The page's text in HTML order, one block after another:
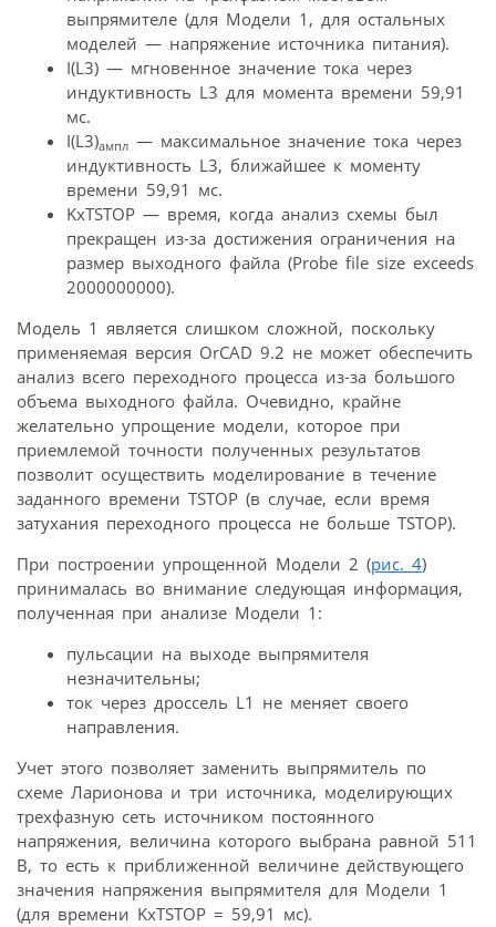
выпрямителе (для Модели 1, для остальных
моделей — напряжение источника питания).
I(L3) — мгновенное значение тока через
индуктивность L3 для момента времени 59,91
мс.
I(L3)ампл — максимальное значение тока через
индуктивность L3, ближайшее к моменту
времени 59,91 мс.
KxTSTOP — время, когда анализ схемы был
прекращен из-за достижения ограничения на
размер выходного файла (Probe file size exceeds
2000000000).
Модель 1 является слишком сложной, поскольку
применяемая версия OrCAD 9.2 не может обеспечить
анализ всего переходного процесса из-за большого
объема выходного файла. Очевидно, крайне
желательно упрощение модели, которое при
приемлемой точности полученных результатов
позволит осуществить моделирование в течение
заданного времени TSTOP (в случае, если время
затухания переходного процесса не больше TSTOP).
При построении упрощенной Модели 2 (рис. 4)
принималась во внимание следующая информация,
полученная при анализе Модели 1:
пульсации на выходе выпрямителя
незначительны;
ток через дроссель L1 не меняет своего
направления.
Учет этого позволяет заменить выпрямитель по
схеме Ларионова и три источника, моделирующих
трехфазную сеть источником постоянного
напряжения, величина которого выбрана равной 511
В, то есть к приближенной величине действующего
значения напряжения выпрямителя для Модели 1
(для времени KxTSTOP = 59,91 мс).